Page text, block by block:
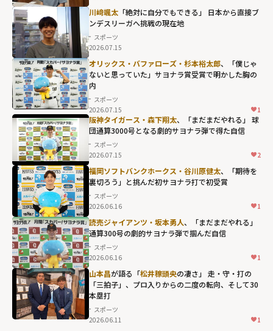
川﨑颯太 「絶対に自分でもできる」 日本から直接ブ
ンデスリーガへ――挑戦の現在地
スポーツ
2026.07.15
オリックス・バファローズ・杉本裕太郎、「僕じゃ
ないと思っていた」サヨナラ賞受賞で明かした胸の
内
スポーツ
2026.07.15
1
阪神タイガース・森下翔太、「まだまだやれる」 球
団通算3000号となる劇的サヨナラ弾で得た自信
スポーツ
2026.07.15
2
福岡ソフトバンクホークス・谷川原健太、「期待を
裏切ろう」と挑んだ初サヨナラ打で初受賞
スポーツ
2026.06.16
1
読売ジャイアンツ・坂本勇人、「まだまだやれる」
通算300号の劇的サヨナラ弾で掴んだ自信
スポーツ
2026.06.16
1
山本昌が語る「松井稼頭央の凄さ」 走・守・打の
「三拍子」、プロ入りからの二度の転向、そして30
本塁打
スポーツ
2026.06.11
1